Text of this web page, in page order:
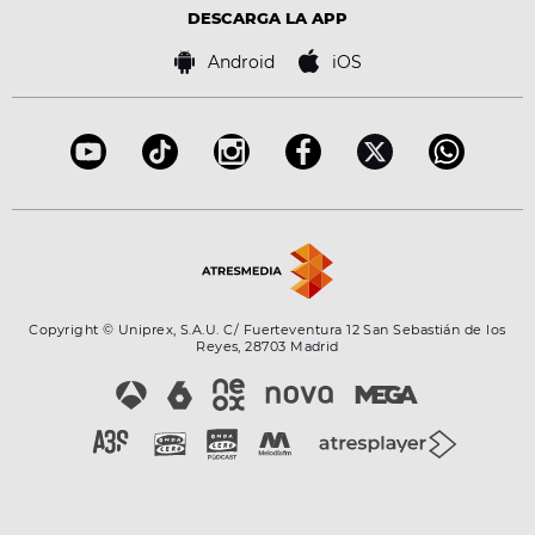
Bases de concursos
DESCARGA LA APP
Android iOS
Copyright © Uniprex, S.A.U. C/ Fuerteventura 12 San Sebastián de los
Reyes, 28703 Madrid